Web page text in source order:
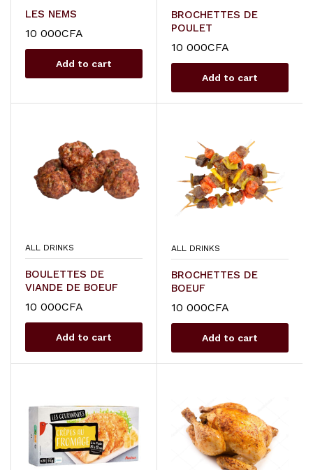
LES NEMS
10 000CFA
Add to cart
BROCHETTES DE
POULET
10 000CFA
Add to cart
ALL DRINKS
BOULETTES DE
VIANDE DE BOEUF
10 000CFA
Add to cart
ALL DRINKS
BROCHETTES DE
BOEUF
10 000CFA
Add to cart